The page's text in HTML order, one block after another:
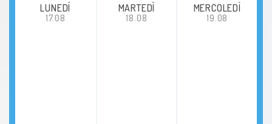
LUNEDÍ
17.08
MARTEDÌ
18.08
MERCOLEDÌ
19.08